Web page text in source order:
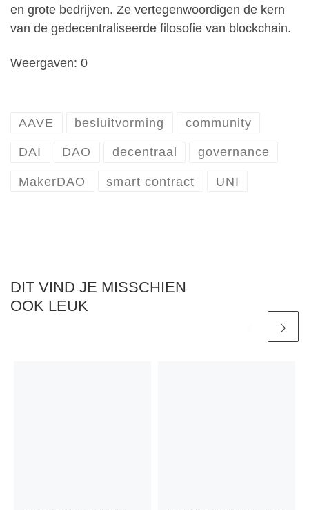
en grote bedrijven. Ze vertegenwoordigen de kern
van de gedecentraliseerde filosofie van blockchain.
Weergaven: 0
AAVE besluitvorming community
DAI DAO decentraal governance
MakerDAO smart contract UNI
DIT VIND JE MISSCHIEN
OOK LEUK